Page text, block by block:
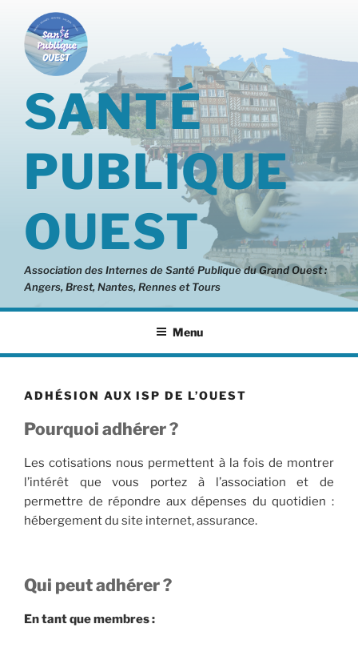
contenu
principal
SANTÉ
PUBLIQUE
OUEST
Association des Internes de Santé Publique du Grand Ouest :
Angers, Brest, Nantes, Rennes et Tours
Menu
ADHÉSION AUX ISP DE L’OUEST
Pourquoi adhérer ?
Les cotisations nous permettent à la fois de montrer
l’intérêt que vous portez à l’association et de
permettre de répondre aux dépenses du quotidien :
hébergement du site internet, assurance.
Qui peut adhérer ?
En tant que membres :